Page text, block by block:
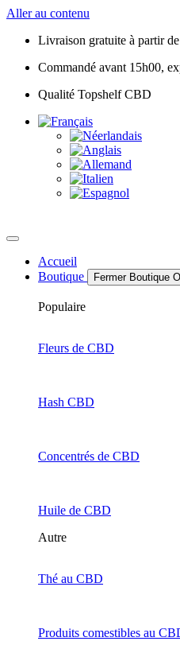
Aller au contenu
Livraison gratuite à partir
Commandé avant 15h00,
Qualité Topshelf CBD
Accueil
Boutique
Fermer Boutique
Populaire
Fleurs de CBD
Hash CBD
Concentrés de CBD
Huile de CBD
Autre
Thé au CBD
Produits comestibles au